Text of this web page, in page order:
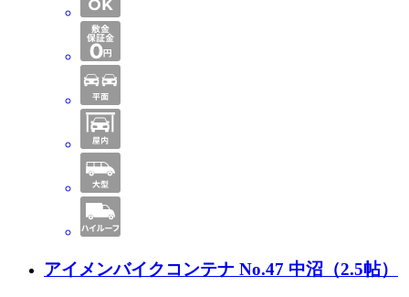
アイメンバイクコンテナ No.47 中沼（2.5帖）